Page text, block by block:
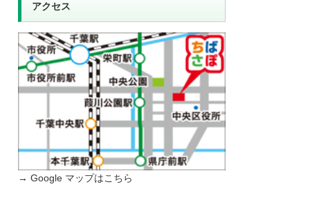
アクセス
→ Google マップはこちら